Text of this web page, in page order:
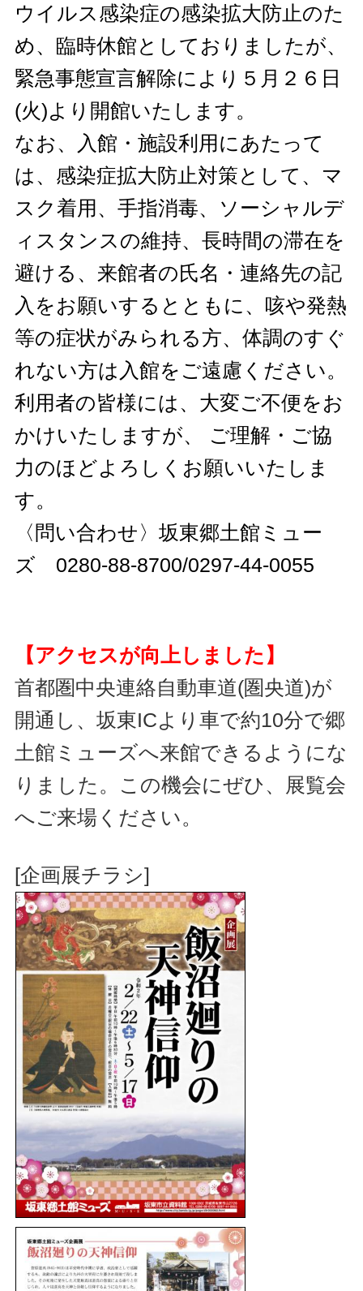
ウイルス感染症の感染拡大防止のた
め、臨時休館としておりましたが、
緊急事態宣言解除により５月２６日
(火)より開館いたします。
なお、入館・施設利用にあたって
は、感染症拡大防止対策として、マ
スク着用、手指消毒、ソーシャルデ
ィスタンスの維持、長時間の滞在を
避ける、来館者の氏名・連絡先の記
入をお願いするとともに、咳や発熱
等の症状がみられる方、体調のすぐ
れない方は入館をご遠慮ください。
利用者の皆様には、大変ご不便をお
かけいたしますが、 ご理解・ご協
力のほどよろしくお願いいたしま
す。
〈問い合わせ〉坂東郷土館ミュー
ズ 0280-88-8700/0297-44-0055
【アクセスが向上しました】
首都圏中央連絡自動車道(圏央道)が
開通し、坂東ICより車で約10分で郷
土館ミューズへ来館できるようにな
りました。この機会にぜひ、展覧会
へご来場ください。
[企画展チラシ]